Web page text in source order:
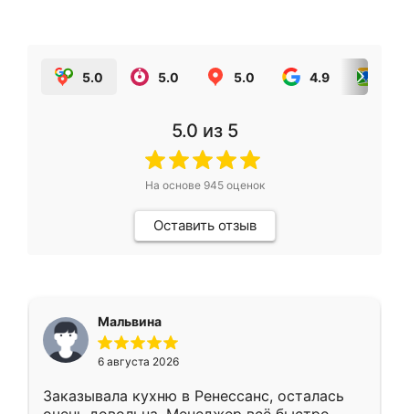
5.0 5.0 5.0 4.9
5.0 из 5
На основе 945оценок
Оставить отзыв
Мальвина
6 августа 2026
Заказывала кухню в Ренессанс, осталась